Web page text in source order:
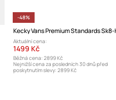
-48%
Aktuální cena:
1499 Kč
Běžná cena: 2899 Kč
Nejnižší cena za posledních 30 dnů před
poskytnutím slevy: 2899 Kč